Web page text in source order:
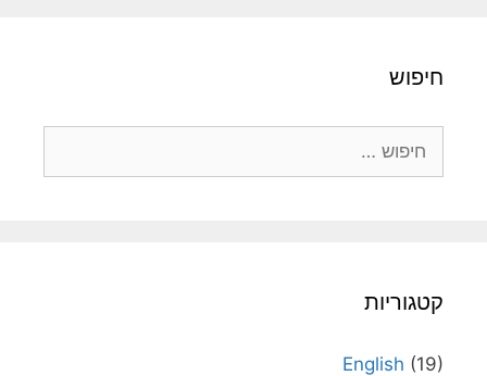
חיפוש
קטגוריות
English (19)